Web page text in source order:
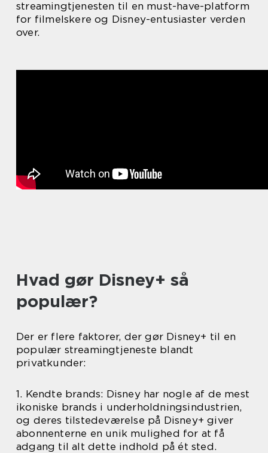
streamingtjenesten til en must-have-platform
for filmelskere og Disney-entusiaster verden
over.
Hvad gør Disney+ så
populær?
Der er flere faktorer, der gør Disney+ til en
populær streamingtjeneste blandt
privatkunder:
1. Kendte brands: Disney har nogle af de mest
ikoniske brands i underholdningsindustrien,
og deres tilstedeværelse på Disney+ giver
abonnenterne en unik mulighed for at få
adgang til alt dette indhold på ét sted.